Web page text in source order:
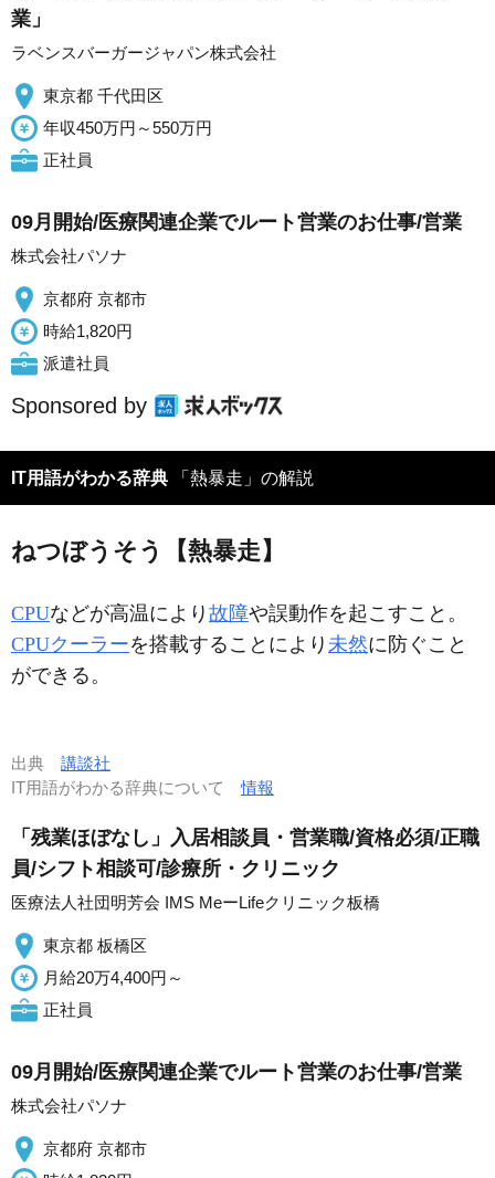
業」
ラベンスバーガージャパン株式会社
東京都 千代田区
年収450万円～550万円
正社員
09月開始/医療関連企業でルート営業のお仕事/営業
株式会社パソナ
京都府 京都市
時給1,820円
派遣社員
Sponsored by
IT用語がわかる辞典 「熱暴走」の解説
ねつぼうそう【熱暴走】
CPUなどが高温により 故障や誤動作を起こすこと。
CPUクーラーを搭載することにより 未然に防ぐこと
ができる。
出典 講談社
IT用語がわかる辞典について情報
「残業ほぼなし」入居相談員・営業職/資格必須/正職
員/シフト相談可/診療所・クリニック
医療法人社団明芳会 IMS MeーLifeクリニック板橋
東京都 板橋区
月給20万4,400円～
正社員
09月開始/医療関連企業でルート営業のお仕事/営業
株式会社パソナ
京都府 京都市